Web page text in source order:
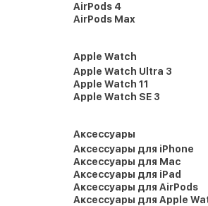
AirPods 4
AirPods Max
Apple Watch
Apple Watch Ultra 3
Apple Watch 11
Apple Watch SE 3
Аксессуары
Аксессуары для iPhone
Аксессуары для Mac
Аксессуары для iPad
Аксессуары для AirPods
Аксессуары для Apple